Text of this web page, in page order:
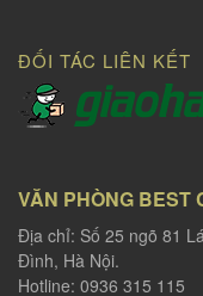
ĐỐI TÁC LIÊN KẾT
VĂN PHÒNG BEST
Địa chỉ: Số 25 ngõ 81
Đình, Hà Nội.
Hotline: 0936 315 115